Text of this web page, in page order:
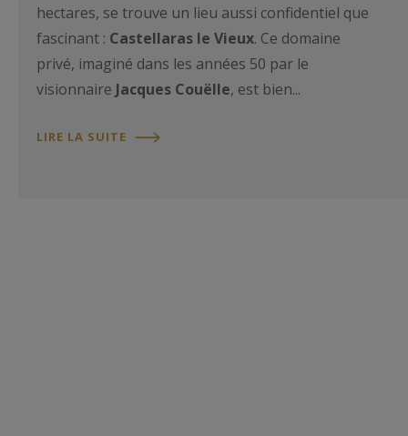
hectares, se trouve un lieu aussi confidentiel que
fascinant : Castellaras le Vieux. Ce domaine
privé, imaginé dans les années 50 par le
visionnaire Jacques Couëlle, est bien...
LIRE LA SUITE